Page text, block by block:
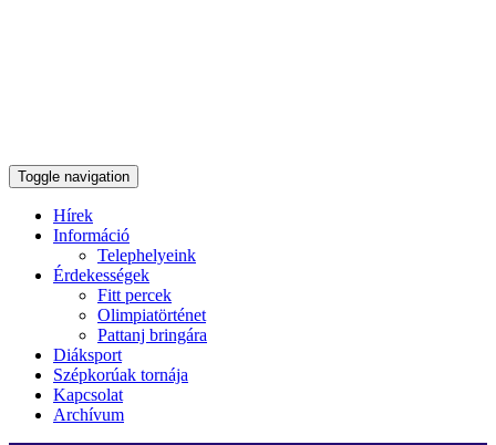
Toggle navigation
Hírek
Információ
Telephelyeink
Érdekességek
Fitt percek
Olimpiatörténet
Pattanj bringára
Diáksport
Szépkorúak tornája
Kapcsolat
Archívum